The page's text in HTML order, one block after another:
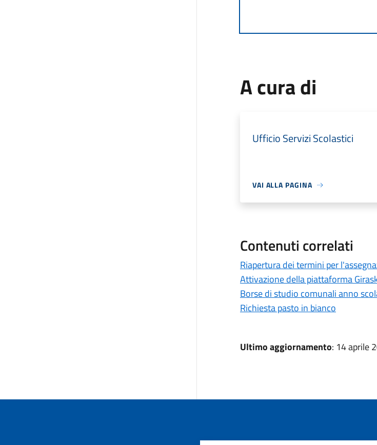
A cura di
Ufficio Servizi Scolastici
VAI ALLA PAGINA
Contenuti correlati
Riapertura dei termini per
Attivazione della piattaforma
Borse di studio comunali anno
Richiesta pasto in bianco
Ultimo aggiornamento: 14 aprile